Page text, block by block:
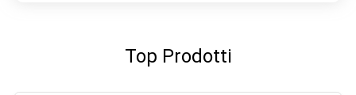
Top Prodotti